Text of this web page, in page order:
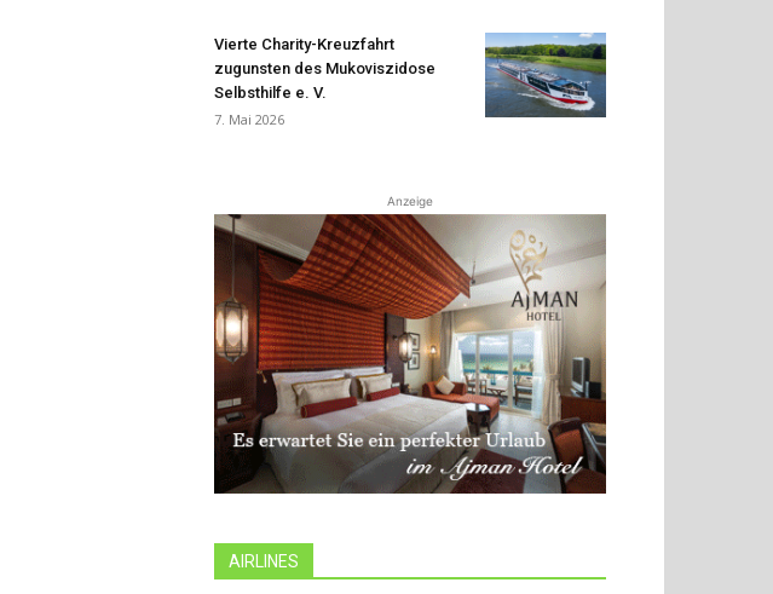
Vierte Charity-Kreuzfahrt
zugunsten des Mukoviszidose
Selbsthilfe e. V.
7. Mai 2026
Anzeige
AIRLINES